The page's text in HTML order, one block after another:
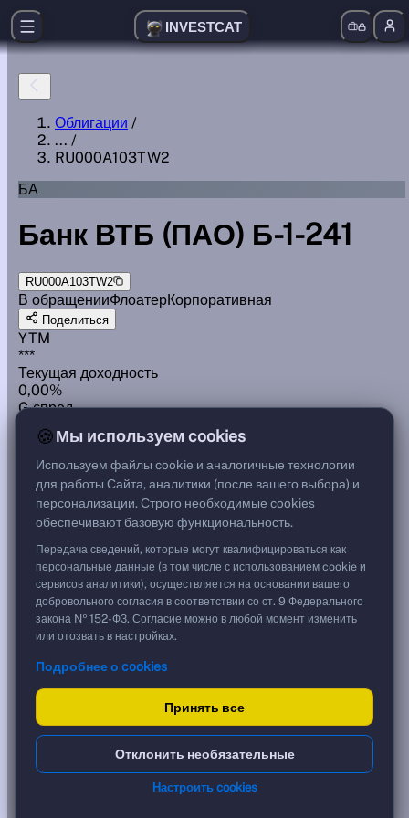
INVESTCAT
Облигации /
... /
RU000A103TW2
БА
Банк ВТБ (ПАО) Б-1-241
RU000A103TW2
В обращенииФлоатерКорпоративная
Поделиться
YTM
***
Текущая доходность
0,00%
G спред
Цена
224,14 %
2 241,40 ₽
Срок, лет
0,80
Дюрация, лет
0,80
Рейтинг
Тип
Корпоративная
Флоатер
Доходность и цена
YTM эффективная
26.05.2027
🍪Мы используем cookies
Используем файлы cookie и аналогичные технологии
для работы Сайта, аналитики (после вашего выбора) и
персонализации. Строго необходимые cookies
обеспечивают базовую функциональность.
Передача сведений, которые могут квалифицироваться как
персональные данные (в том числе с использованием cookie и
сервисов аналитики), осуществляется на основании вашего
добровольного согласия в соответствии со ст. 9 Федерального
закона № 152-ФЗ. Согласие можно в любой момент изменить
или отозвать в настройках.
Подробнее о cookies
Принять все
Отклонить необязательные
Настроить cookies